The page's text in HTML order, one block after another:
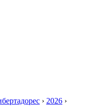
› 2026 ›